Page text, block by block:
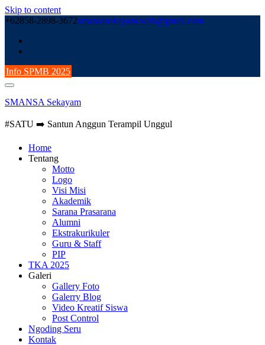
Skip to content
+62858-2898-3672smansasekayam.web@gmail.com
Info SPMB 2025
SMANSA Sekayam
#SATU ➡️ Santun Anggun Terampil Unggul
Home
Tentang
Motto
Logo
Visi Misi
Akademik
Sarana Prasarana
Alumni
Ekstrakurikuler
Guru & Staff
PIP
TKA 2025
Galeri
Gallery Foto
Galerry Blog
Video Kreatif Siswa
Post Control
Ngoding Seru
Kontak